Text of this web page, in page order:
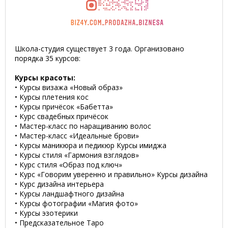
Школа-студия существует 3 года. Организовано
порядка 35 курсов:
Курсы красоты:
• Курсы визажа «Новый образ»
• Курсы плетения кос
• Курсы причёсок «Бабетта»
• Курс свадебных причёсок
• Мастер-класс по наращиванию волос
• Мастер-класс «Идеальные брови»
• Курсы маникюра и педикюр Курсы имиджа
• Курсы стиля «Гармония взглядов»
• Курс стиля «Образ под ключ»
• Курс «Говорим уверенно и правильно» Курсы дизайна
• Курс дизайна интерьера
• Курсы ландшафтного дизайна
• Курсы фотографии «Магия фото»
• Курсы эзотерики
• Предсказательное Таро